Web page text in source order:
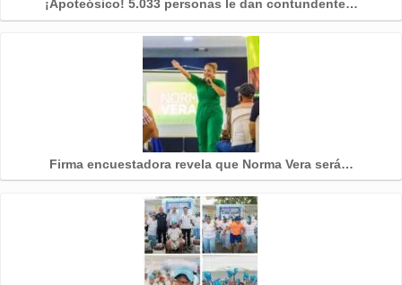
¡Apoteósico! 5.033 personas le dan contundente…
Firma encuestadora revela que Norma Vera será…